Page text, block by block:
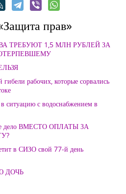
прав»
ТРЕБУЮТ 1,5 МЛН РУБЛЕЙ ЗА
рабочих, которые сорвались
ситуацию с водоснабжением в
дело ВМЕСТО ОПЛАТЫ ЗА
в СИЗО свой 77-й день
ДОЧЬ